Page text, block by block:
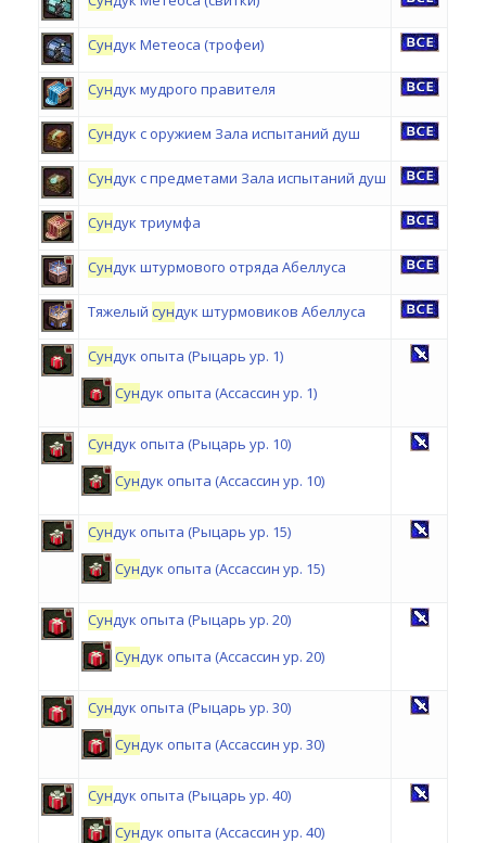
Сундук Метеоса (трофеи)
Сундук мудрого правителя
Сундук с оружием Зала испытаний душ
Сундук с предметами Зала испытаний душ
Сундук триумфа
Сундук штурмового отряда Абеллуса
Тяжелый сундук штурмовиков Абеллуса
Сундук опыта (Рыцарь ур. 1)
Сундук опыта (Ассассин ур. 1)
Сундук опыта (Рыцарь ур. 10)
Сундук опыта (Ассассин ур. 10)
Сундук опыта (Рыцарь ур. 15)
Сундук опыта (Ассассин ур. 15)
Сундук опыта (Рыцарь ур. 20)
Сундук опыта (Ассассин ур. 20)
Сундук опыта (Рыцарь ур. 30)
Сундук опыта (Ассассин ур. 30)
Сундук опыта (Рыцарь ур. 40)
Сундук опыта (Ассассин ур. 40)